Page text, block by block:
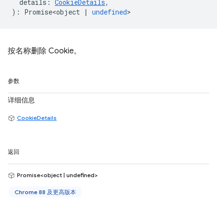
details : CookieDetails,
) : Promise<object | undefined>
按名称删除 Cookie。
参数
详细信息
CookieDetails
返回
Promise<object | undefined>
Chrome 88 及更高版本